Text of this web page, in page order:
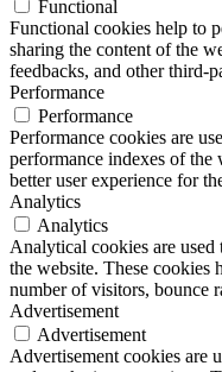
Functional
Functional cookies help to
sharing the content of the
feedbacks, and other third-
Performance
Performance
Performance cookies are
performance indexes of
better user experience for
Analytics
Analytics
Analytical cookies are
the website. These cookies
number of visitors, bounce
Advertisement
Advertisement
Advertisement cookies are